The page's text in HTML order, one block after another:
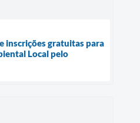
inscrições gratuitas para
Local pelo